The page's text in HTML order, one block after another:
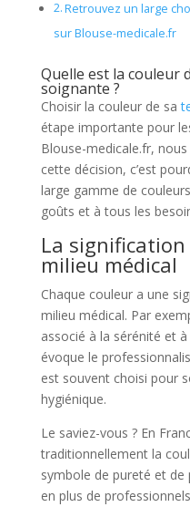
Retrouvez un large
sur Blouse-medicale.fr
Quelle est la couleur
soignante ?
Choisir la couleur de sa
étape importante pour
Blouse-medicale.fr,
cette décision, c’est
large gamme de
goûts et à tous les
La
milieu médical
Chaque couleur a une
milieu médical. Par
associé à la sérénité et
évoque le
est souvent choisi pour
hygiénique.
Le saviez-vous ? En
traditionnellement la
symbole de pureté et de
en plus de